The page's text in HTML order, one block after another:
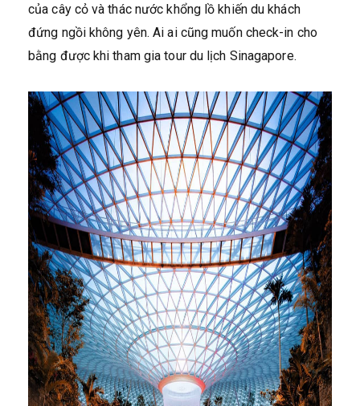
của cây cỏ và thác nước khổng lồ khiến du khách
đứng ngồi không yên. Ai ai cũng muốn check-in cho
bằng được khi tham gia tour du lịch Sinagapore.